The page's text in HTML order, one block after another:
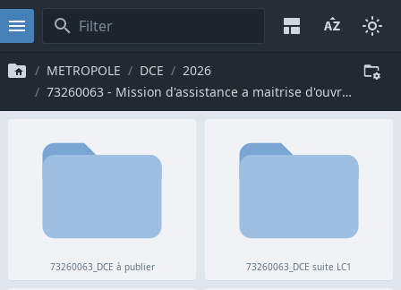
METROPOLE DCE
2026
73260063 - Mission d'assistance a maitrise d'ouvrage pour des etudes d'etat des lieux, d'opportunite, de capacite, de faisabilite et de preprogramme pour des operations de construction, de demolition et de rehab
73260063_DCE à publier 73260063_DCE suite LC1